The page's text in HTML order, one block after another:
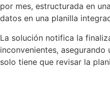
por mes, estructurada en
datos en una planilla
La solución notifica la
inconvenientes,
solo tiene que revisar la